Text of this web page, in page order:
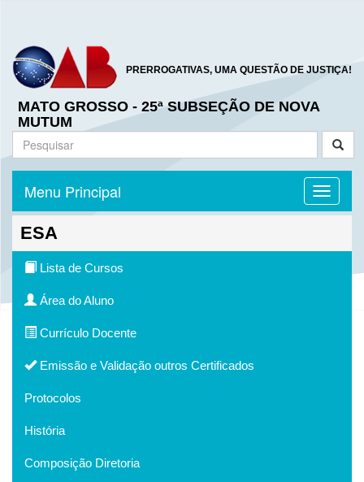
PRERROGATIVAS, UMA QUESTÃO DE JUSTIÇA!
MATO GROSSO - 25ª SUBSEÇÃO DE NOVA
MUTUM
Toggle
Menu Principal
ESA
Lista de Cursos
Área do Aluno
Currículo Docente
Emissão e Validação outros Certificados
Protocolos
História
Composição Diretoria